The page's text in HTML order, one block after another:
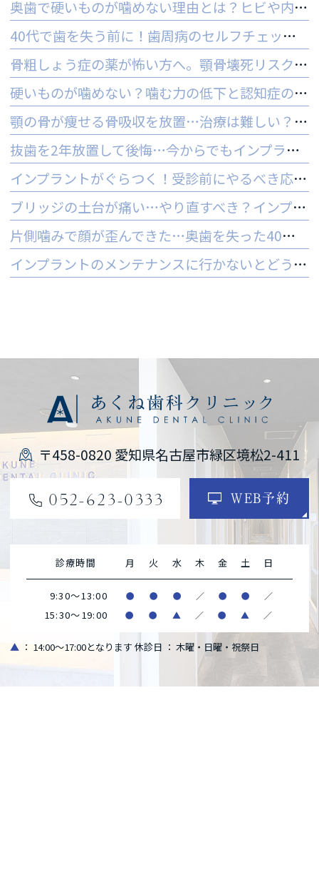
奥歯で硬いものが噛めない理由とは？ヒビや内部炎症の疑いと対策
40代で歯を失う前に！歯周病のセルフチェックと守る予防法
骨粗しょう症の薬が怖い方へ。顎骨壊死リスクを防ぐ3つの対策
硬いものが噛めない？噛む力の低下と認知症の関係と受診の目安
顎の骨が痩せる骨吸収を放置…治療は難しい？手遅れを防ぐ3つの対策
抜歯を2年放置して後悔…今からでもインプラントはできる？
インプラントがぐらつく！受診前にやるべき応急処置とNG行動一覧
ブリッジの土台が痛い…やり直すべき？インプラントとの判断基準を解説
片側噛みで顔が歪んできた…奥歯を失った40代女性のインプラントという選択肢
インプラントのメンテナンスに行かないとどうなる？ 他院でやってもいいの？
〒458-0820 愛知県名古屋市緑区境松2-411
052-623-0333 WEB予約
診療時間 月 火 水 木 金 土 日
9:30～13:00 ● ● ● ／ ● ● ／
15:30～19:00 ● ● ▲ ／ ● ▲ ／
▲ ： 14:00～17:00となります 休診日 ： 木曜・日曜・祝祭日